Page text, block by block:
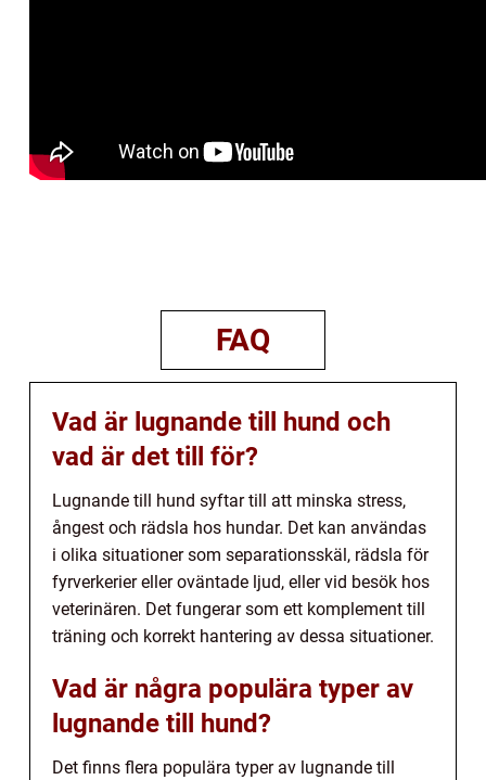
FAQ
Vad är lugnande till hund och
vad är det till för?
Lugnande till hund syftar till att minska stress,
ångest och rädsla hos hundar. Det kan användas
i olika situationer som separationsskäl, rädsla för
fyrverkerier eller oväntade ljud, eller vid besök hos
veterinären. Det fungerar som ett komplement till
träning och korrekt hantering av dessa situationer.
Vad är några populära typer av
lugnande till hund?
Det finns flera populära typer av lugnande till